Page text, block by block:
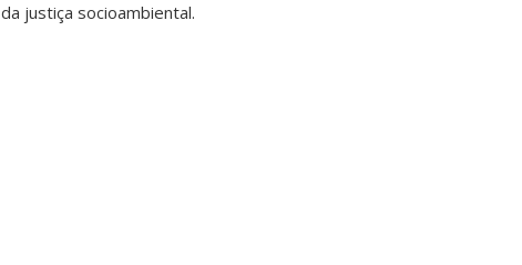
justiça socioambiental.